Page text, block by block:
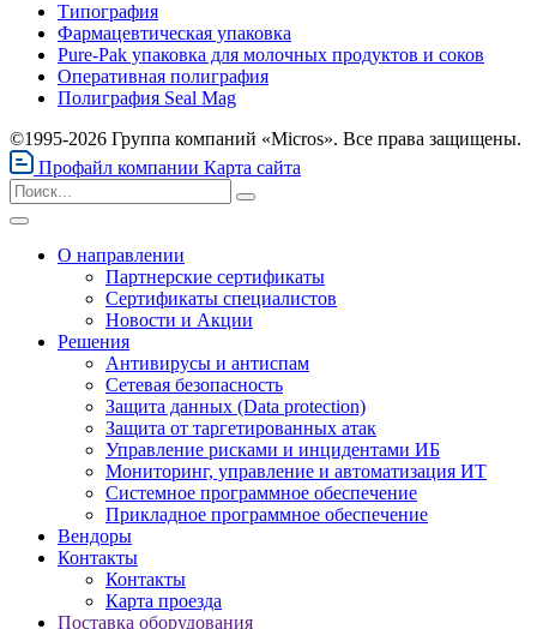
Типография
Фармацевтическая упаковка
Pure-Pak упаковка для молочных продуктов и соков
Оперативная полиграфия
Полиграфия Seal Mag
©1995-2026 Группа компаний «Micros». Все права защищены.
Профайл компании Карта сайта
О направлении
Партнерские сертификаты
Сертификаты специалистов
Новости и Акции
Решения
Антивирусы и антиспам
Сетевая безопасность
Защита данных (Data protection)
Защита от таргетированных атак
Управление рисками и инцидентами ИБ
Мониторинг, управление и автоматизация ИТ
Системное программное обеспечение
Прикладное программное обеспечение
Вендоры
Контакты
Контакты
Карта проезда
Поставка оборудования